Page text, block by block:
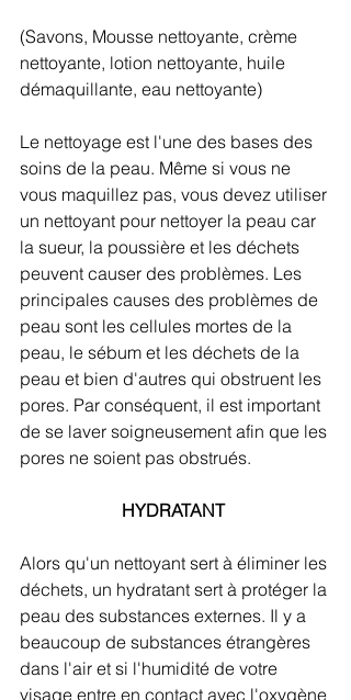
(Savons, Mousse nettoyante, crème
nettoyante, lotion nettoyante, huile
démaquillante, eau nettoyante)
Le nettoyage est l'une des bases des
soins de la peau. Même si vous ne
vous maquillez pas, vous devez utiliser
un nettoyant pour nettoyer la peau car
la sueur, la poussière et les déchets
peuvent causer des problèmes. Les
principales causes des problèmes de
peau sont les cellules mortes de la
peau, le sébum et les déchets de la
peau et bien d'autres qui obstruent les
pores. Par conséquent, il est important
de se laver soigneusement afin que les
pores ne soient pas obstrués.
HYDRATANT
Alors qu'un nettoyant sert à éliminer les
déchets, un hydratant sert à protéger la
peau des substances externes. Il y a
beaucoup de substances étrangères
dans l'air et si l'humidité de votre
visage entre en contact avec l'oxygène